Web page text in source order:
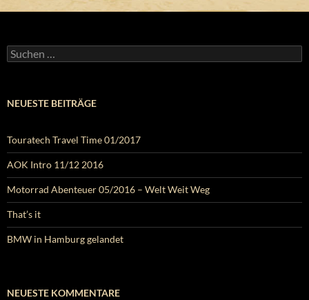
Suchen
nach:
NEUESTE BEITRÄGE
Touratech Travel Time 01/2017
AOK Intro 11/12 2016
Motorrad Abenteuer 05/2016 – Welt Weit Weg
That’s it
BMW in Hamburg gelandet
NEUESTE KOMMENTARE